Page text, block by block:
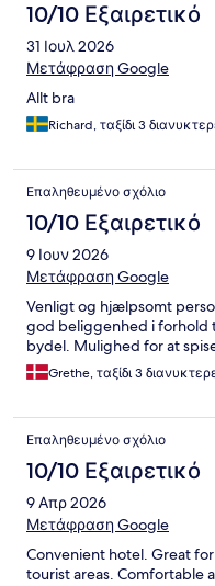
10/10 Εξαιρετικό
31 Ιουλ 2026
Μετάφραση Google
Allt bra
Richard, ταξίδι 3
Επαληθευμένο σχόλιο
10/10 Εξαιρετικό
9 Ιουν 2026
Μετάφραση Google
Venligt og hjælpsomt
god beliggenhed i forhold
bydel. Mulighed for at
Grethe, ταξίδι 3
Επαληθευμένο σχόλιο
10/10 Εξαιρετικό
9 Απρ 2026
Μετάφραση Google
Convenient hotel. Great
tourist areas. Comfortable